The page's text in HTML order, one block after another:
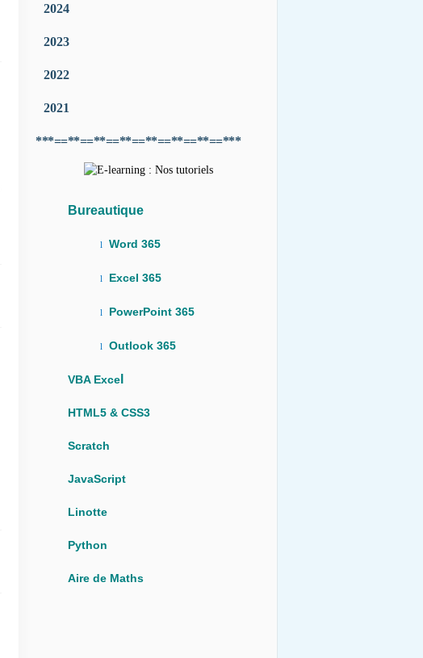
2024
2023
2022
2021
***==**==**==**==**==**==**==***
Bureautique
l Word 365
l Excel 365
l PowerPoint 365
l Outlook 365
VBA Exce
HTML5 & CSS3
Scratch
JavaScript
Linotte
Python
Aire de Maths